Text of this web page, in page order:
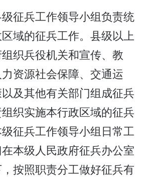
征兵工作领导小组负责统
域的征兵工作。县级以上
织兵役机关和宣传、教
资源社会保障、交通运
及其他有关部门组成征兵
织实施本行政区域的征兵
征兵工作领导小组日常工
本级人民政府征兵办公室
按照职责分工做好征兵有